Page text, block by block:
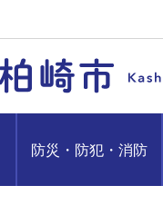
防災・防犯・消防